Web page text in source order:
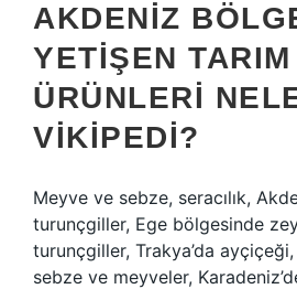
AKDENIZ
YETIŞEN TARIM
ÜRÜNLERI
VIKIPEDI?
Meyve ve sebze, seracılık,
turunçgiller, Ege bölgesinde
turunçgiller, Trakya’da ayçiçeği,
sebze ve meyveler,